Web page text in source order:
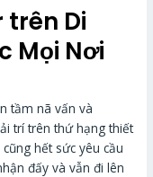
trên Di
Mọi Nơi
tầm nã vấn và
trí trên thứ hạng thiết
hết sức yêu cầu
đấy và vẫn đi lên